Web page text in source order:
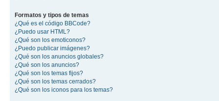
Formatos y tipos de temas
¿Qué es el código BBCode?
¿Puedo usar HTML?
¿Qué son los emoticonos?
¿Puedo publicar imágenes?
¿Qué son los anuncios globales?
¿Qué son los anuncios?
¿Qué son los temas fijos?
¿Qué son los temas cerrados?
¿Qué son los iconos para los temas?